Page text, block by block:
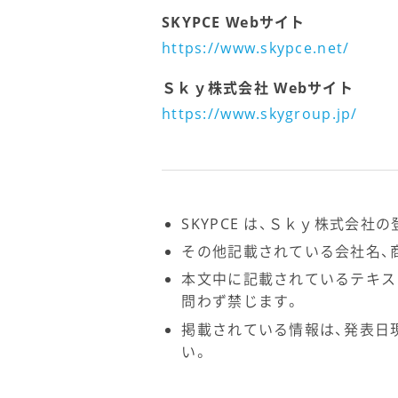
SKYPCE Webサイト
https://www.skypce.net/
Ｓｋｙ株式会社 Webサイト
https://www.skygroup.jp/
SKYPCE は、Ｓｋｙ株式会社の
その他記載されている会社名
本文中に記載されているテキス
問わず禁じます。
掲載されている情報は、発表
い。